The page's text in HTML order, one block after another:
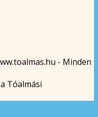
- Minden
Tóalmási